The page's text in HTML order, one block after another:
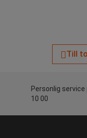
Till
Personlig
10 00